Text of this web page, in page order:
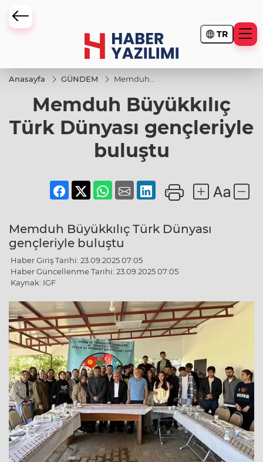
TR
Anasayfa GÜNDEM
Memduh
Türk
Dünyası
gençleriyle
buluştu
Memduh Büyükkılıç
Türk Dünyası gençleriyle
buluştu
Memduh Büyükkılıç Türk Dünyası
gençleriyle buluştu
Haber Giriş Tarihi: 23.09.2025 07:05
Haber Güncellenme Tarihi: 23.09.2025 07:05
Kaynak: IGF